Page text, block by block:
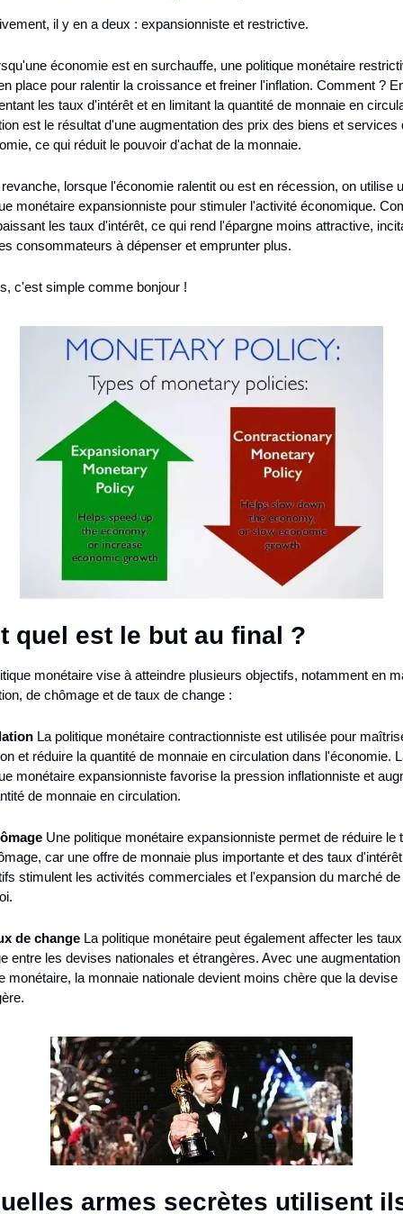
il y en a deux : expansionniste et restrictive.
économie est en surchauffe, une politique monétaire
place pour ralentir la croissance et freiner l'inflation. Comment ?
les taux d'intérêt et en limitant la quantité de monnaie en
est le résultat d'une augmentation des prix des biens et services
ce qui réduit le pouvoir d'achat de la monnaie.
revanche, lorsque l'économie ralentit ou est en récession, on utilise
monétaire expansionniste pour stimuler l'activité économique.
les taux d'intérêt, ce qui rend l'épargne moins attractive,
consommateurs à dépenser et emprunter plus.
c'est simple comme bonjour !
quel est le but au final ?
monétaire vise à atteindre plusieurs objectifs, notamment en
de chômage et de taux de change :
La politique monétaire contractionniste est utilisée pour
et réduire la quantité de monnaie en circulation dans l'économie.
monétaire expansionniste favorise la pression inflationniste et
de monnaie en circulation.
Une politique monétaire expansionniste permet de réduire le
car une offre de monnaie plus importante et des taux d'intérêt
stimulent les activités commerciales et l'expansion du marché de
de change La politique monétaire peut également affecter les
entre les devises nationales et étrangères. Avec une augmentation
monétaire, la monnaie nationale devient moins chère que la devise
armes secrètes utilisent